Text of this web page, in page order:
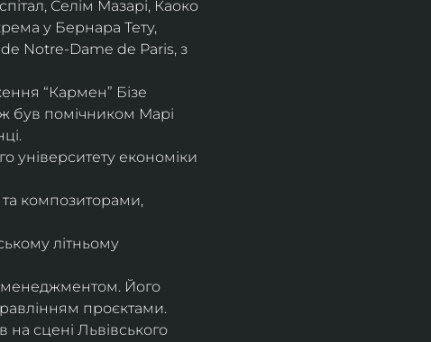
Селім Мазарі, Каоко
у Бернара Тету,
Notre-Dame de Paris, з
“Кармен” Бізе
був помічником Марі
університету економіки
композиторами,
літньому
менеджментом. Його
проєктами.
на сцені Львівського